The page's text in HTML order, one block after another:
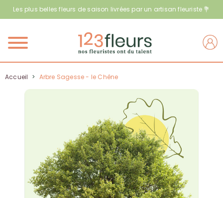
Les plus belles fleurs de saison livrées par un artisan fleuriste 💐
Menu
Accueil > Arbre Sagesse - le Chêne